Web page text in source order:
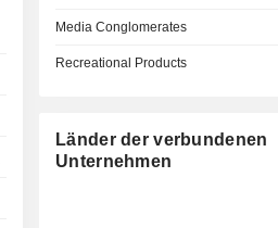
Media Conglomerates
Recreational Products
Länder der verbundenen
Unternehmen